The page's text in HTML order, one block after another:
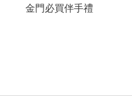
金門必買伴手禮